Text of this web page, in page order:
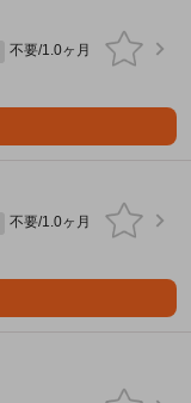
不要/1.0ヶ月
不要/1.0ヶ月